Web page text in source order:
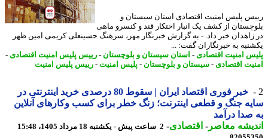
پلیس امنیت اقتصادی استان سیستان و
از کشف یک انبار احتکار قند و کنسرو ماهی
خبر داد. - به گزارش خبرنگار مهر، سرهنگ حسینعلی کریمی امین ظهر
به خبرنگاران گفت: ...
امنیت اقتصادی-استان سیستان و بلوچستان-رییس پلیس امنیت اقتصادی-
اقتصادی-سیستان و بلوچستان-پلیس امنیت-رییس پلیس امنیت
خبر فوری اقتصاد ایران | سقوط 80 درصدی خرید اینترنتی در
جنگ و قطعی اینترنت؛ زنگ خطر برای کسب وکارهای آنلاین
درآمد
معاصر-اقتصادی-2 ساعت پیش - یکشنبه 18 مرداد 1405، 15:48